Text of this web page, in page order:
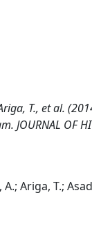
T., et al.
OF
Ariga, T.;